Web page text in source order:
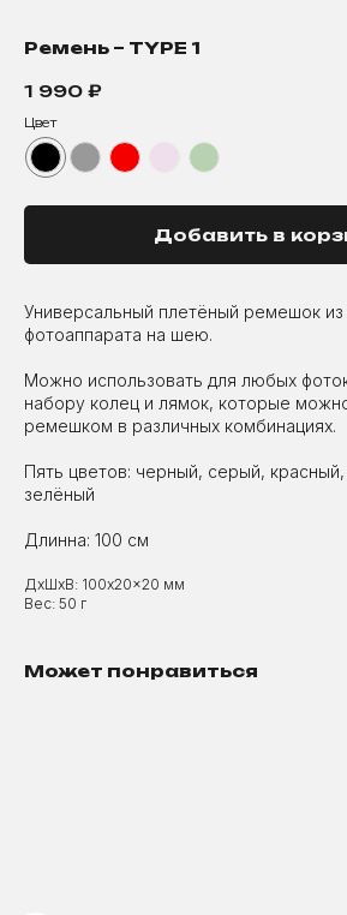
Ремень – TYPE 1
1 990 ₽
Цвет
Добавить в
Универсальный плетёный ремешок из
фотоаппарата на шею.
Можно использовать для любых
набору колец и лямок, которые
ремешком в различных комбинациях.
Пять цветов: черный, серый,
зелёный
Длинна: 100 см
ДxШxВ: 100x20x20 мм
Вес: 50 г
Может понравиться